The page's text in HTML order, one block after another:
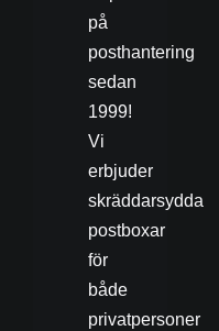
på
posthantering
sedan
1999!
Vi
erbjuder
skräddarsydda
postboxar
för
både
privatpersoner